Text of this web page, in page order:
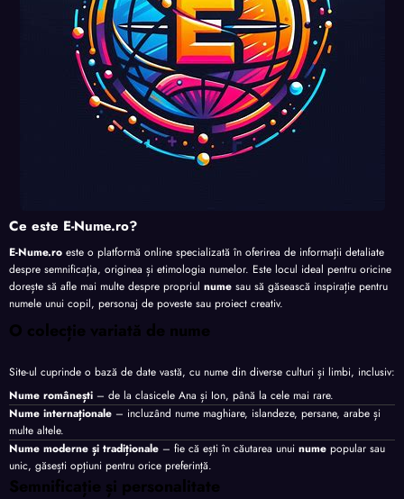
Ce este E-Nume.ro?
E-Nume.ro este o platformă online specializată în oferirea de informații detaliate
despre semnificația, originea și etimologia numelor. Este locul ideal pentru oricine
dorește să afle mai multe despre propriul nume sau să găsească inspirație pentru
numele unui copil, personaj de poveste sau proiect creativ.
O colecție variată de nume
Site-ul cuprinde o bază de date vastă, cu nume din diverse culturi și limbi, inclusiv:
Nume românești – de la clasicele Ana și Ion, până la cele mai rare.
Nume internaționale – incluzând nume maghiare, islandeze, persane, arabe și
multe altele.
Nume moderne și tradiționale – fie că ești în căutarea unui nume popular sau
unic, găsești opțiuni pentru orice preferință.
Semnificație și personalitate